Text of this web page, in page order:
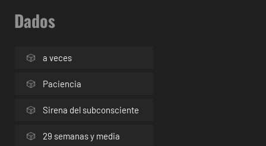
Dados
a veces
Paciencia
Sirena del subconsciente
29 semanas y media